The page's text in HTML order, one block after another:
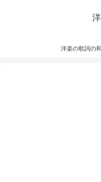
洋楽の歌詞の